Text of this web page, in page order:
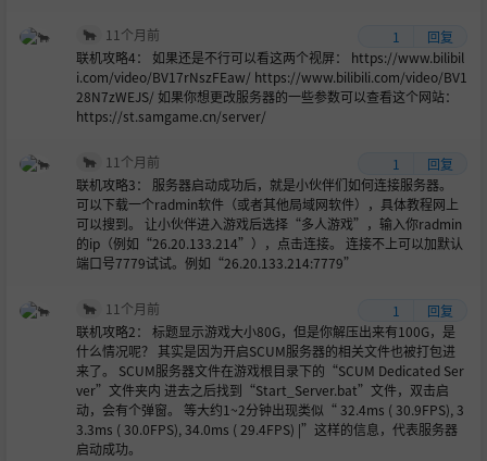
🐂 11个月前 1
回复
联机攻略4： 如果还是不行可以看这两个视屏： https://www.bilibil
i.com/video/BV17rNszFEaw/ https://www.bilibili.com/video/BV1
28N7zWEJS/ 如果你想更改服务器的一些参数可以查看这个网站：
https://st.samgame.cn/server/
🐂 11个月前 1
回复
联机攻略3： 服务器启动成功后，就是小伙伴们如何连接服务器。
可以下载一个radmin软件（或者其他局域网软件），具体教程网上
可以搜到。 让小伙伴进入游戏后选择“多人游戏”，输入你radmin
的ip（例如“26.20.133.214”），点击连接。 连接不上可以加默认
端口号7779试试。例如“26.20.133.214:7779”
🐂 11个月前 1
回复
联机攻略2： 标题显示游戏大小80G，但是你解压出来有100G，是
什么情况呢？ 其实是因为开启SCUM服务器的相关文件也被打包进
来了。 SCUM服务器文件在游戏根目录下的“SCUM Dedicated Ser
ver”文件夹内 进去之后找到“Start_Server.bat”文件，双击启
动，会有个弹窗。 等大约1~2分钟出现类似“ 32.4ms ( 30.9FPS), 3
3.3ms ( 30.0FPS), 34.0ms ( 29.4FPS) |”这样的信息，代表服务器
启动成功。